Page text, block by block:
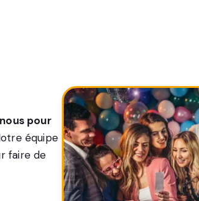
pour
équipe
faire de